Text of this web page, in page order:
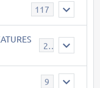
117
26
9